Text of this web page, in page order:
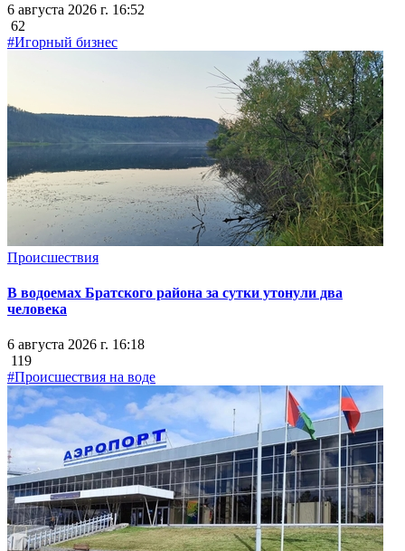
6 августа 2026 г. 16:52
62
#Игорный бизнес
Происшествия
В водоемах Братского района за сутки утонули два
человека
6 августа 2026 г. 16:18
119
#Происшествия на воде